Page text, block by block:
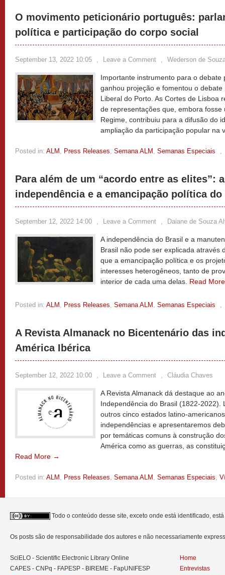
O movimento peticionário português:
política e participação do corpo social
September 13, 2022 10:05 , Leave a Comment , Wederson de
Importante instrumento para o
ganhou projeção e fomentou o
Liberal do Porto. As Cortes de Lisboa
de representações que, embora fosse
Regime, contribuiu para a difusão do
ampliação da participação popular na
Posted in: ALM , Press Releases, Semana ALM , Semanas Especiais ,
Para além de um “acordo entre as elites”:
independência e a emancipação política
September 12, 2022 14:00 , Leave a Comment , Daiane de Souza
A independência do Brasil e a
Brasil não pode ser explicada através
que a emancipação política e os
interesses heterogêneos, tanto de
interior de cada uma delas. Read
Posted in: ALM , Press Releases, Semana ALM , Semanas Especiais ,
A Revista Almanack no Bicentenário das
América Ibérica
September 12, 2022 10:00 , Leave a Comment , Cláudia Chaves
A Revista Almanack dá destaque ao
Independência do Brasil (1822-2022).
outros cinco estados latino-
independências e apresentaremos
por temáticas comuns à construção
América como as guerras, as
Read More →
Posted in: ALM , Press Releases, Semana ALM , Semanas Especiais,
Todo o conteúdo desse site, exceto onde está identificado,
Os posts são de responsabilidade dos autores e não necessariamente
SciELO - Scientific Electronic Library Online
CAPES - CNPq - FAPESP - BIREME - FapUNIFESP
Home
Entrevistas